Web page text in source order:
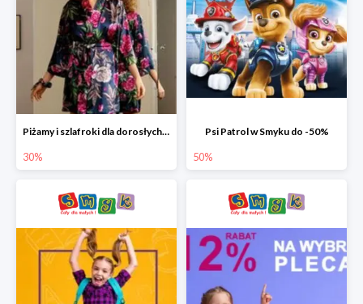
Piżamy i szlafroki dla dorosłych w Smyku do -30%
30%
Psi Patrol w Smyku do -50%
50%